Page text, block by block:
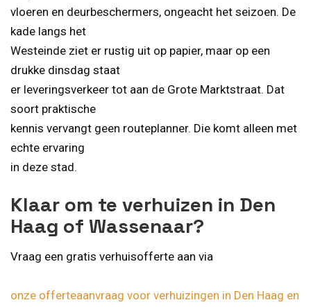
vloeren en deurbeschermers, ongeacht het seizoen. De
kade langs het
Westeinde ziet er rustig uit op papier, maar op een
drukke dinsdag staat
er leveringsverkeer tot aan de Grote Marktstraat. Dat
soort praktische
kennis vervangt geen routeplanner. Die komt alleen met
echte ervaring
in deze stad.
Klaar om te verhuizen in Den
Haag of Wassenaar?
Vraag een gratis verhuisofferte aan via
onze offerteaanvraag voor verhuizingen in Den Haag en